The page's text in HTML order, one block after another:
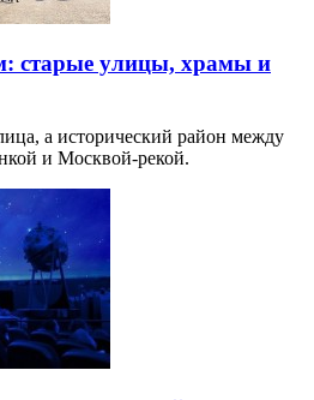
старые улицы, храмы и
а исторический район между
и Москвой-рекой.